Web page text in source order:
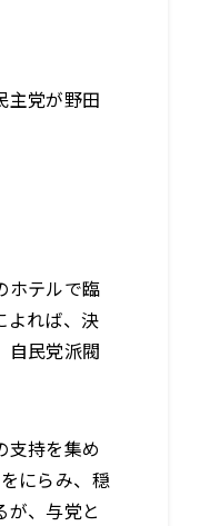
主党が野田
ホテルで臨
よれば、決
自民党派閥
支持を集め
にらみ、穏
、与党と